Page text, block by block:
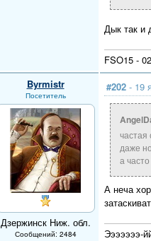
Дык так и
FSO15 -
Byrmistr
Посетитель
Дзержинск Ниж. обл.
Сообщений: 2484
#202 - 19
частая
даже
а
А неча
Эээээээ-